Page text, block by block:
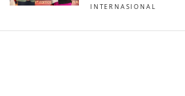
INTERNASIONAL